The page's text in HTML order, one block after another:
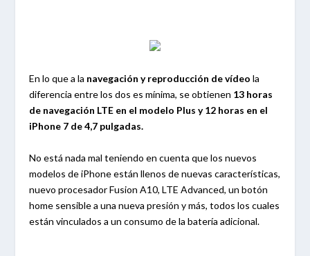
En lo que a la navegación y reproducción de vídeo la
diferencia entre los dos es mínima, se obtienen 13 horas
de navegación LTE en el modelo Plus y 12 horas en el
iPhone 7 de 4,7 pulgadas.
No está nada mal teniendo en cuenta que los nuevos
modelos de iPhone están llenos de nuevas características,
nuevo procesador Fusion A10, LTE Advanced, un botón
home sensible a una nueva presión y más, todos los cuales
están vinculados a un consumo de la batería adicional.